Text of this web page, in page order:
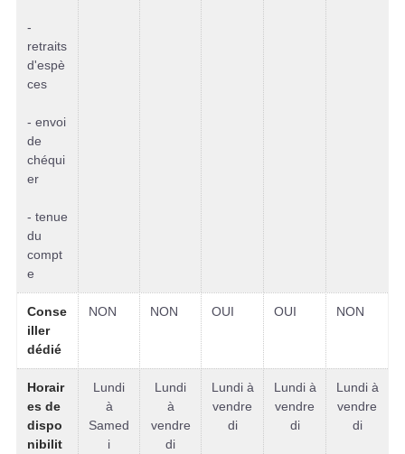
-
retraits
d'espè
ces
- envoi
de
chéqui
er
- tenue
du
compt
e
Conse
iller
dédié
NON NON OUI OUI NON
Horair
es de
dispo
nibilit
Lundi
à
Samed
i
Lundi
à
vendre
di
Lundi à
vendre
di
Lundi à
vendre
di
Lundi à
vendre
di